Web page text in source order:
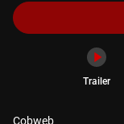
Trailer
Cobweb